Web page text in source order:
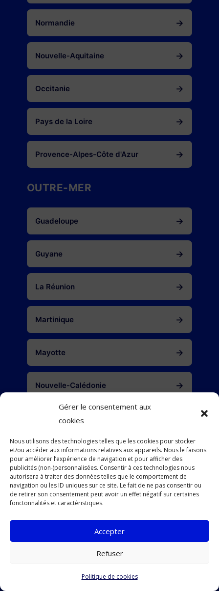
Gérer le consentement aux
cookies
Nous utilisons des technologies telles que les cookies pour stocker
et/ou accéder aux informations relatives aux appareils. Nous le faisons
pour améliorer l’expérience de navigation et pour afficher des
publicités (non-)personnalisées. Consentir à ces technologies nous
autorisera à traiter des données telles que le comportement de
navigation ou les ID uniques sur ce site. Le fait de ne pas consentir ou
de retirer son consentement peut avoir un effet négatif sur certaines
fonctonnalités et caractéristiques.
Accepter
Refuser
Politique de cookies
Normandie →
Nouvelle-Aquitaine →
Occitanie →
Pays de la Loire →
Provence-Alpes-Côte d'Azur →
OUTRE-MER
Guadeloupe →
Guyane →
La Réunion →
Martinique →
Mayotte →
Nouvelle-Calédonie →
Polynésie française
Saint-Barthélemy →
Saint-Martin →